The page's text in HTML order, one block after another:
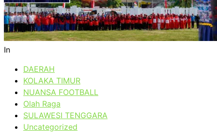
In
DAERAH
KOLAKA TIMUR
NUANSA FOOTBALL
Olah Raga
SULAWESI TENGGARA
Uncategorized